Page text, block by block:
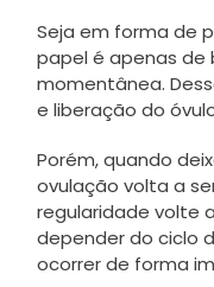
Seja em forma de
papel é apenas de
momentânea.
e liberação do
Porém, quando
ovulação volta a
regularidade volte
depender do ciclo
ocorrer de forma